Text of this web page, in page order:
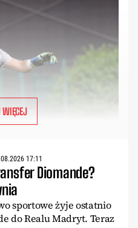
WIĘCEJ
17:11
Diomande?
sportowe żyje ostatnio
do Realu Madryt. Teraz